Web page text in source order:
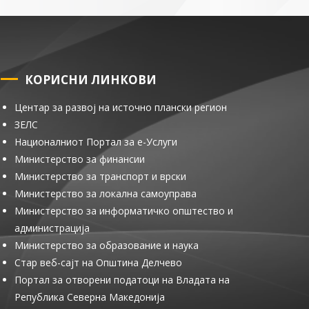
КОРИСНИ ЛИНКОВИ
Центар за развој на источно плански регион
ЗЕЛС
Националниот Портал за е-Услуги
Министерство за финансии
Министерство за транспорт и врски
Министерство за локална самоуправа
Министерство за информатичко општество и
администрација
Министерство за образование и наука
Стар веб-сајт на Општина Делчево
Портал за отворени податоци на Владата на
Република Северна Македонија